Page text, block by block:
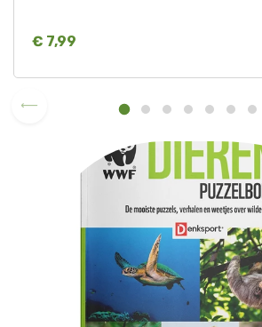
€ 7,99